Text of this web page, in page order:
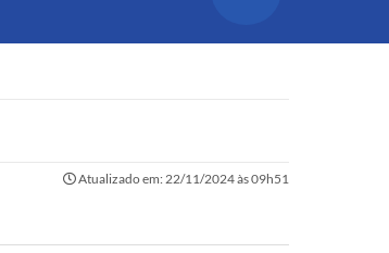
Atualizado em: 22/11/2024 às 09h51